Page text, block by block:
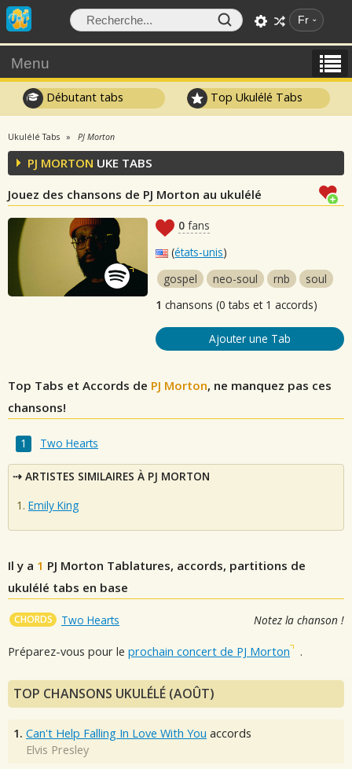
Fr
Menu
Débutant tabs Top Ukulélé Tabs
Ukulélé Tabs PJ Morton
PJ MORTON UKE TABS
Jouez des chansons de PJ Morton au ukulélé
0 fans
(états-unis)
gospel
neo-soul rnb
soul
1 chansons (0 tabs et 1 accords)
Ajouter une Tab
Top Tabs et Accords de PJ Morton, ne manquez pas ces
chansons!
Two Hearts
ARTISTES SIMILAIRES À PJ MORTON
Emily King
Il y a 1 PJ Morton Tablatures, accords, partitions de
ukulélé tabs en base
CHORDS Two Hearts Notez la chanson !
Préparez-vous pour le prochain concert de PJ Morton .
TOP CHANSONS UKULÉLÉ (AOÛT)
1. Can't Help Falling In Love With You accords
Elvis Presley